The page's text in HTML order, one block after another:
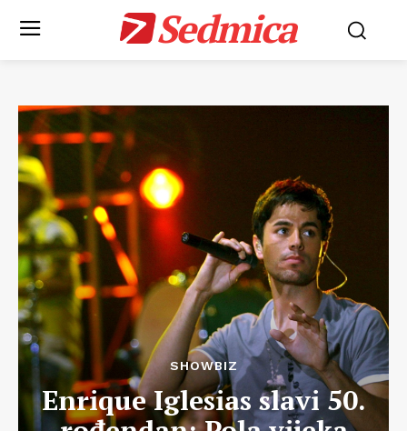
Sedmica
SHOWBIZ
Enrique Iglesias slavi 50.